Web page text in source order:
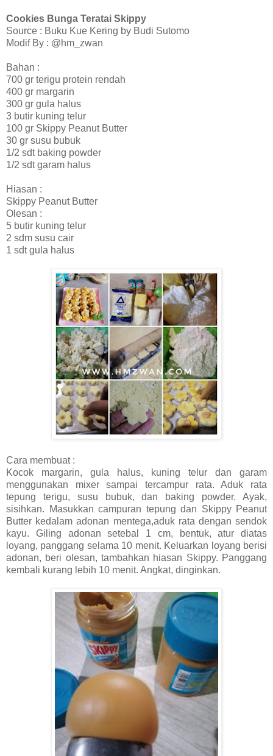
Cookies Bunga Teratai Skippy
Source : Buku Kue Kering by Budi Sutomo
Modif By : @hm_zwan
Bahan :
700 gr terigu protein rendah
400 gr margarin
300 gr gula halus
3 butir kuning telur
100 gr Skippy Peanut Butter
30 gr susu bubuk
1/2 sdt baking powder
1/2 sdt garam halus
Hiasan :
Skippy Peanut Butter
Olesan :
5 butir kuning telur
2 sdm susu cair
1 sdt gula halus
Cara membuat :
Kocok margarin, gula halus, kuning telur dan garam
menggunakan mixer sampai tercampur rata. Aduk rata
tepung terigu, susu bubuk, dan baking powder. Ayak,
sisihkan. Masukkan campuran tepung dan Skippy Peanut
Butter kedalam adonan mentega,aduk rata dengan sendok
kayu. Giling adonan setebal 1 cm, bentuk, atur diatas
loyang, panggang selama 10 menit. Keluarkan loyang berisi
adonan, beri olesan, tambahkan hiasan Skippy. Panggang
kembali kurang lebih 10 menit. Angkat, dinginkan.